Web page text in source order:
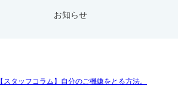
お知らせ
【スタッフコラム】自分のご機嫌をとる方法。